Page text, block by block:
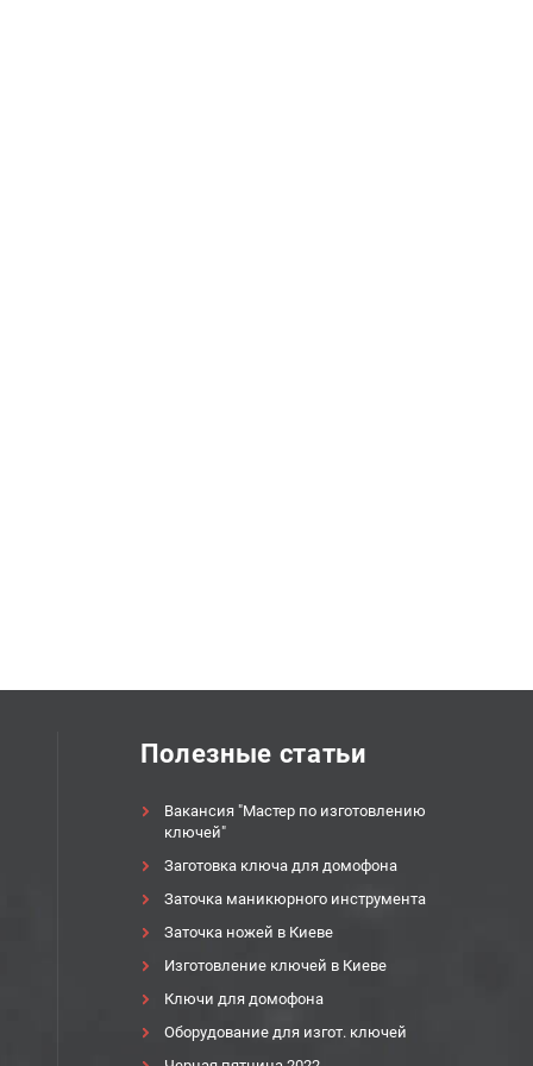
Полезные статьи
Вакансия "Мастер по изготовлению
ключей"
Заготовка ключа для домофона
Заточка маникюрного инструмента
Заточка ножей в Киеве
Изготовление ключей в Киеве
Ключи для домофона
Оборудование для изгот. ключей